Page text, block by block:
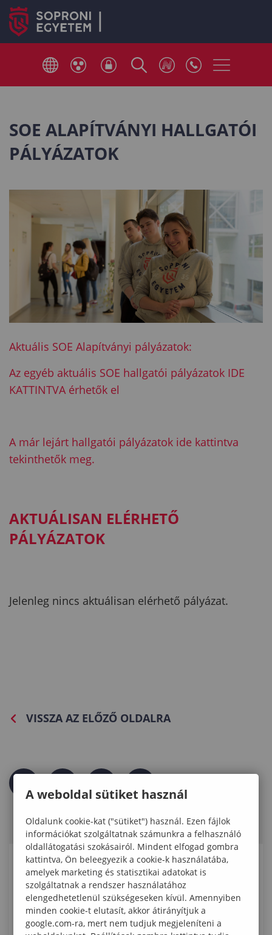
SOE ALAPÍTVÁNYI HALLGATÓI
PÁLYÁZATOK
Aktuális SOE Alapítványi pályázatok:
Az egyéb aktuális SOE hallgatói pályázatok IDE
KATTINTVA érhetők el
A már lejárt hallgatói pályázatok ide kattintva
tekinthetők meg.
AKTUÁLISAN ELÉRHETŐ
PÁLYÁZATOK
Jelenleg nincs aktuálisan elérhető pályázat.
VISSZA AZ ELŐZŐ OLDALRA
KAPCSOLÓDÓ ELÉRHETŐSÉGEK
Egyetemi Tanulmányi Központ
Egyetemi Kollégium
A weboldal sütiket használ
Oldalunk cookie-kat ("sütiket") használ. Ezen fájlok
információkat szolgáltatnak számunkra a felhasználó
oldallátogatási szokásairól. Mindent elfogad gombra
kattintva, Ön beleegyezik a cookie-k használatába,
amelyek marketing és statisztikai adatokat is
szolgáltatnak a rendszer használatához
elengedhetetlenül szükségeseken kívül. Amennyiben
minden cookie-t elutasít, akkor átirányítjuk a
google.com-ra, mert nem tudjuk megjeleníteni a